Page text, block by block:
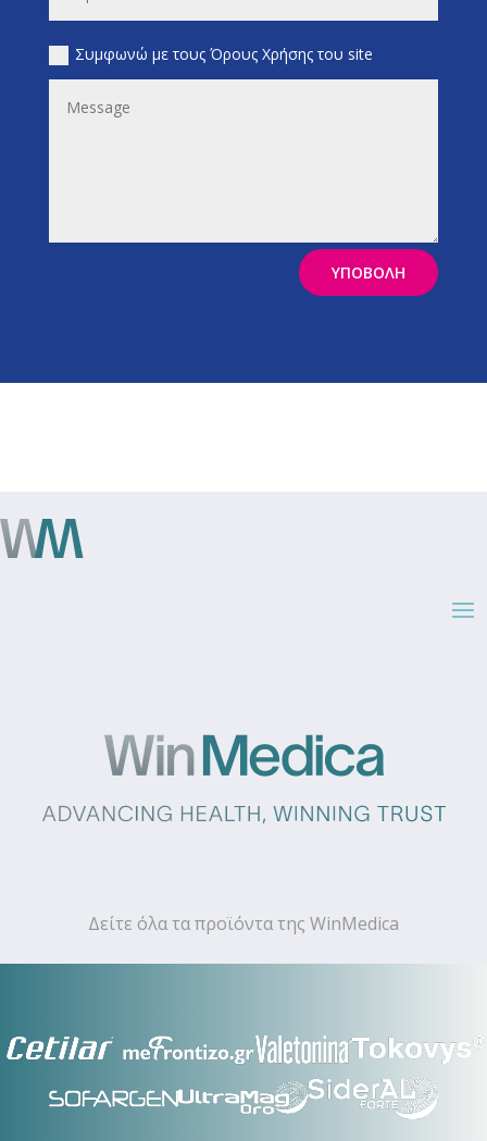
Συμφωνώ με τους Όρους Χρήσης του site
ΥΠΟΒΟΛΗ
Δείτε όλα τα προϊόντα της WinMedica